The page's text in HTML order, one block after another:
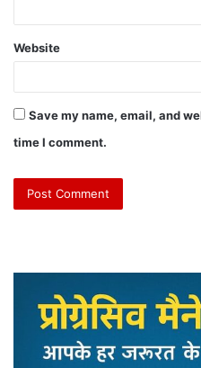
Website
Save my name, email, and
time I comment.